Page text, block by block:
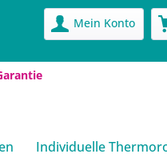
Mein Konto
Individuelle